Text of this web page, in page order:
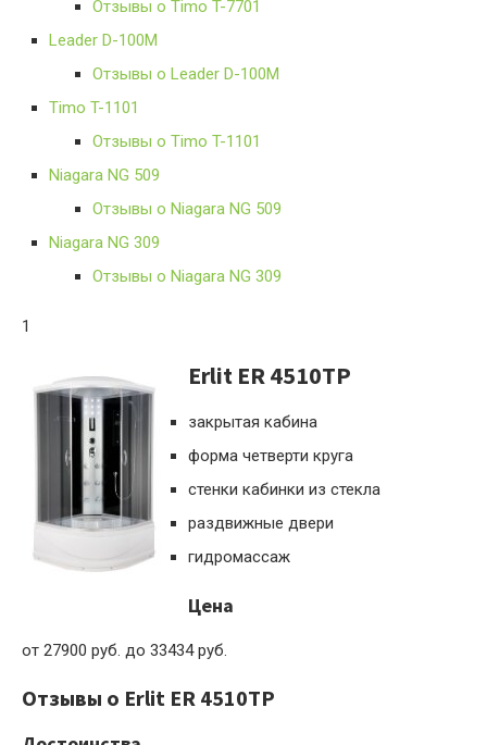
Отзывы о Timo T-7701
Leader D-100M
Отзывы о Leader D-100M
Timo T-1101
Отзывы о Timo T-1101
Niagara NG 509
Отзывы о Niagara NG 509
Niagara NG 309
Отзывы о Niagara NG 309
1
Erlit ER 4510TP
закрытая кабина
форма четверти круга
стенки кабинки из стекла
раздвижные двери
гидромассаж
Цена
от 27900 руб. до 33434 руб.
Отзывы о Erlit ER 4510TP